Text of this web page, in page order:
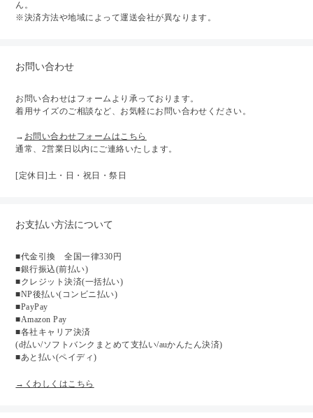
ん。
※決済方法や地域によって運送会社が異なります。
お問い合わせ
お問い合わせはフォームより承っております。
着用サイズのご相談など、お気軽にお問い合わせください。
→ お問い合わせフォームはこちら
通常、2営業日以内にご連絡いたします。
[定休日]土・日・祝日・祭日
お支払い方法について
■代金引換 全国一律330円
■銀行振込(前払い)
■クレジット決済(一括払い)
■NP後払い(コンビニ払い)
■PayPay
■Amazon Pay
■各社キャリア決済
(d払い/ソフトバンクまとめて支払い/auかんたん決済)
■あと払い(ペイディ)
→くわしくはこちら